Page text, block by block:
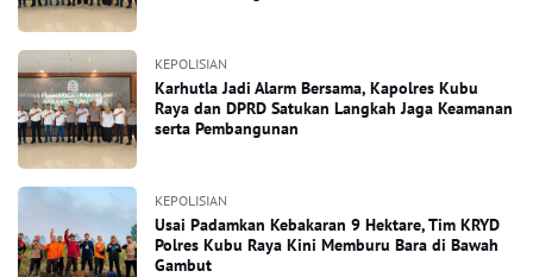
KEPOLISIAN
Karhutla Jadi Alarm Bersama, Kapolres Kubu
Raya dan DPRD Satukan Langkah Jaga Keamanan
serta Pembangunan
KEPOLISIAN
Usai Padamkan Kebakaran 9 Hektare, Tim KRYD
Polres Kubu Raya Kini Memburu Bara di Bawah
Gambut